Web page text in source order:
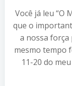
Você já leu “O
que o
a nossa força
mesmo tempo
11-20 do